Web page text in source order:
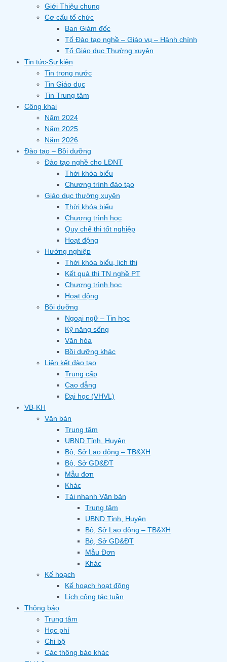
Giới Thiệu chung
Cơ cấu tổ chức
Ban Giám đốc
Tổ Đào tạo nghề – Giáo vụ – Hành chính
Tổ Giáo dục Thường xuyên
Tin tức-Sự kiện
Tin trong nước
Tin Giáo dục
Tin Trung tâm
Công khai
Năm 2024
Năm 2025
Năm 2026
Đào tạo – Bồi dưỡng
Đào tạo nghề cho LĐNT
Thời khóa biểu
Chương trình đào tạo
Giáo dục thường xuyên
Thời khóa biểu
Chương trình học
Quy chế thi tốt nghiệp
Hoạt động
Hướng nghiệp
Thời khóa biểu, lịch thi
Kết quả thi TN nghề PT
Chương trình học
Hoạt động
Bồi dưỡng
Ngoại ngữ – Tin học
Kỹ năng sống
Văn hóa
Bồi dưỡng khác
Liên kết đào tạo
Trung cấp
Cao đẳng
Đại học (VHVL)
VB-KH
Văn bản
Trung tâm
UBND Tỉnh, Huyện
Bộ, Sở Lao động – TB&XH
Bộ, Sở GD&ĐT
Mẫu đơn
Khác
Tải nhanh Văn bản
Trung tâm
UBND Tỉnh, Huyện
Bộ, Sở Lao động – TB&XH
Bộ, Sở GD&ĐT
Mẫu Đơn
Khác
Kế hoạch
Kế hoạch hoạt động
Lịch công tác tuần
Thông báo
Trung tâm
Học phí
Chi bộ
Các thông báo khác